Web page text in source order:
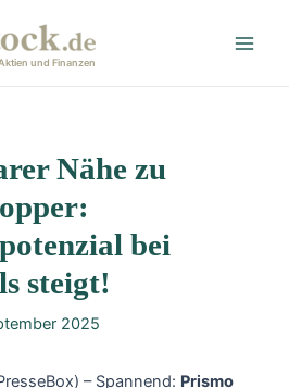
und Finanzen
Nähe zu
bei
steigt!
2025
– Spannend: Prismo